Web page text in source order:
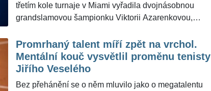
třetím kole turnaje v Miami vyřadila dvojnásobnou
grandslamovou šampionku Viktorii Azarenkovou,
zářila po zisku dalšího cenného vítězství Linda
Fruhvirtová (16). Mentální kouč David Vavruška pro
ŽivotvČesku.cz popsal, v čem musí být mladý
Promrhaný talent míří zpět na vrchol.
Mentální kouč vysvětlil proměnu tenisty
Jiřího Veselého
Bez přehánění se o něm mluvilo jako o megatalentu